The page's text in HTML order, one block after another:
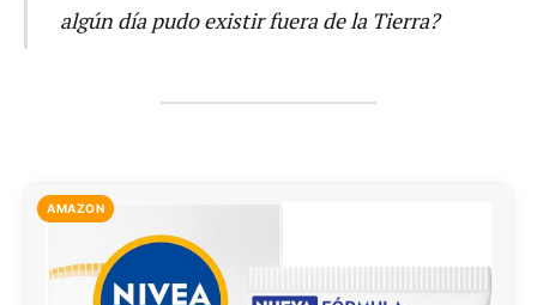
algún día pudo existir fuera de la Tierra?
AMAZON